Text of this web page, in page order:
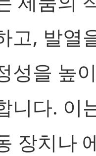
고, 발열
성을 높
니다. 이
장치나